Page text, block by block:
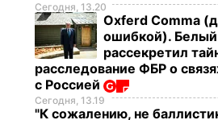
Сегодня, 13.20
Oxferd Comma
ошибкой).
рассекретил
расследование ФБР о
с Россией
Сегодня, 13.19
"К сожалению, не